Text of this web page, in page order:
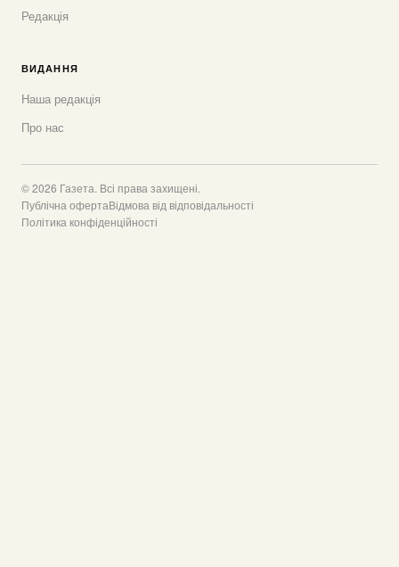
Редакція
ВИДАННЯ
Наша редакція
Про нас
© 2026 Газета. Всі права захищені.
Публічна офертаВідмова від відповідальності
Політика конфіденційності